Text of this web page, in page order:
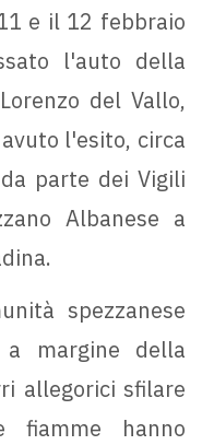
e il 12 febbraio
l'auto della
del Vallo,
l'esito, circa
parte dei Vigili
Albanese a
spezzanese
a margine della
allegorici sfilare
hanno